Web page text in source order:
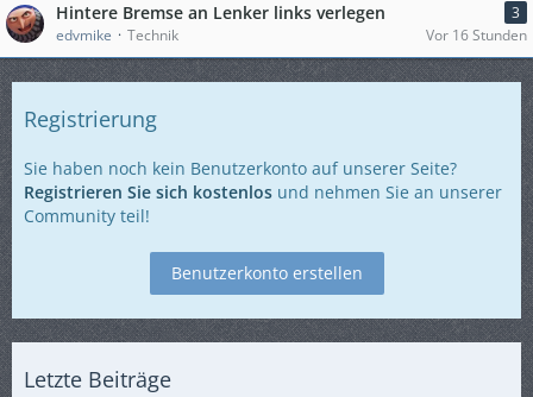
Hintere Bremse an Lenker links verlegen
3
edvmike
Technik Vor 16 Stunden
Registrierung
Sie haben noch kein Benutzerkonto auf unserer Seite?
Registrieren Sie sich kostenlos und nehmen Sie an unserer
Community teil!
Benutzerkonto erstellen
Letzte Beiträge